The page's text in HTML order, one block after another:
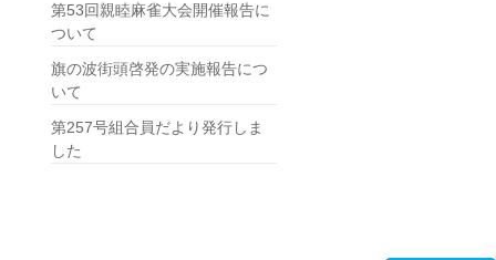
第53回親睦麻雀大会開催報告に
ついて
旗の波街頭啓発の実施報告につ
いて
第257号組合員だより発行しま
した